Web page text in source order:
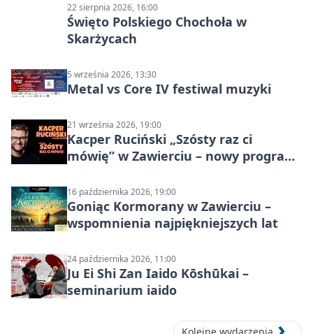
22 sierpnia 2026, 16:00
Święto Polskiego Chochoła w
Skarżycach
5 września 2026, 13:30
Metal vs Core IV festiwal muzyki
21 września 2026, 19:00
Kacper Ruciński „Szósty raz ci
mówię” w Zawierciu – nowy program
16 października 2026, 19:00
Goniąc Kormorany w Zawierciu –
wspomnienia najpiękniejszych lat
24 października 2026, 11:00
Ju Ei Shi Zan Iaido Kōshūkai –
seminarium iaido